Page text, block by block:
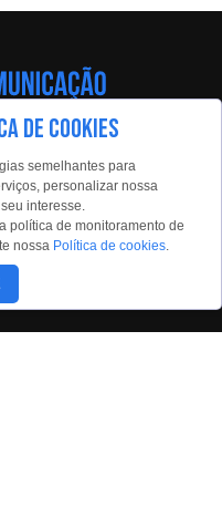
55 - 5º andar
900
0439
DE COOKIES
semelhantes para
personalizar nossa
interesse.
política de monitoramento de
nossa Política de cookies.